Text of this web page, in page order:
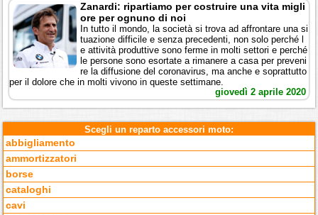
Zanardi: ripartiamo per costruire una vita migli
ore per ognuno di noi
In tutto il mondo, la società si trova ad affrontare una si
tuazione difficile e senza precedenti, non solo perché l
e attività produttive sono ferme in molti settori e perché
le persone sono esortate a rimanere a casa per preveni
re la diffusione del coronavirus, ma anche e soprattutto
per il dolore che in molti vivono in queste settimane.
giovedì 2 aprile 2020
Scegli un reparto accessori moto:
abbigliamento
ammortizzatori
borse
cataloghi
cavi